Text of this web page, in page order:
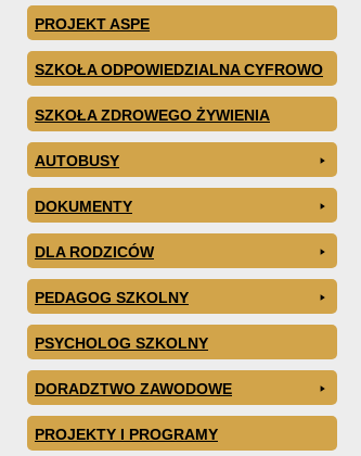
PROJEKT ASPE
SZKOŁA ODPOWIEDZIALNA CYFROWO
SZKOŁA ZDROWEGO ŻYWIENIA
AUTOBUSY
DOKUMENTY
DLA RODZICÓW
PEDAGOG SZKOLNY
PSYCHOLOG SZKOLNY
DORADZTWO ZAWODOWE
PROJEKTY I PROGRAMY